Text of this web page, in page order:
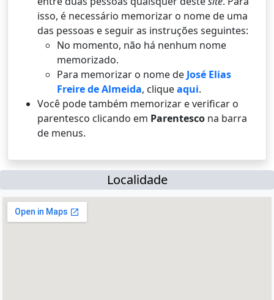
isso, é necessário memorizar o nome de uma
das pessoas e seguir as instruções seguintes:
No momento, não há nenhum nome
memorizado.
Para memorizar o nome de José Elias
Freire de Almeida, cliqueaqui.
Você pode também memorizar e verificar o
parentesco clicando em Parentesco na barra
de menus.
Localidade